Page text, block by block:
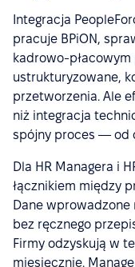
Integracja
pracuje BPiON,
kadrowo-
ustrukturyzowane,
przetworzenia. Ale
niż integracja
spójny proces — od
Dla HR Managera i
łącznikiem między
Dane wprowadzone
bez ręcznego
Firmy odzyskują w
miesięcznie.